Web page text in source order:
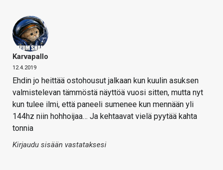
Karvapallo
12.4.2019
Ehdin jo heittää ostohousut jalkaan kun kuulin asuksen
valmistelevan tämmöstä näyttöä vuosi sitten, mutta nyt
kun tulee ilmi, että paneeli sumenee kun mennään yli
144hz niin hohhoijaa… Ja kehtaavat vielä pyytää kahta
tonnia
Kirjaudu sisään vastataksesi